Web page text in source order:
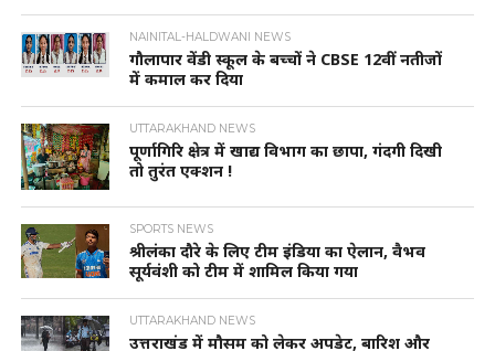
NAINITAL-HALDWANI NEWS
गौलापार वेंडी स्कूल के बच्चों ने CBSE 12वीं नतीजों
में कमाल कर दिया
UTTARAKHAND NEWS
पूर्णागिरि क्षेत्र में खाद्य विभाग का छापा, गंदगी दिखी
तो तुरंत एक्शन !
SPORTS NEWS
श्रीलंका दौरे के लिए टीम इंडिया का ऐलान, वैभव
सूर्यवंशी को टीम में शामिल किया गया
UTTARAKHAND NEWS
उत्तराखंड में मौसम को लेकर अपडेट, बारिश और